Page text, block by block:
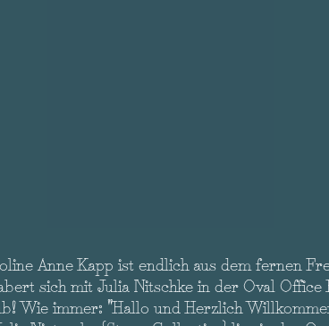
Anne Kapp ist endlich aus dem fernen
sich mit Julia Nitschke in der Oval
Wie immer: "Hallo und Herzlich